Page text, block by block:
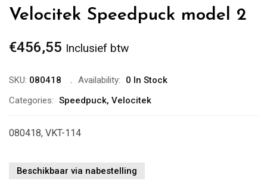
Velocitek Speedpuck model 2
€456,55 Inclusief btw
SKU: 080418 Availability:
0 In Stock
Categories: Speedpuck, Velocitek
080418, VKT-114
Beschikbaar via nabestelling